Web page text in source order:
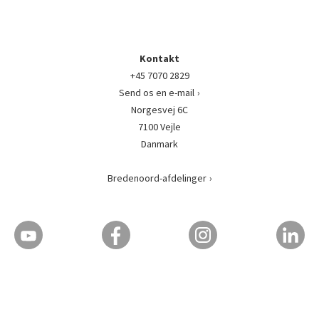
Kontakt
+45 7070 2829
Send os en e-mail
Norgesvej 6C
7100 Vejle
Danmark
Bredenoord-afdelinger